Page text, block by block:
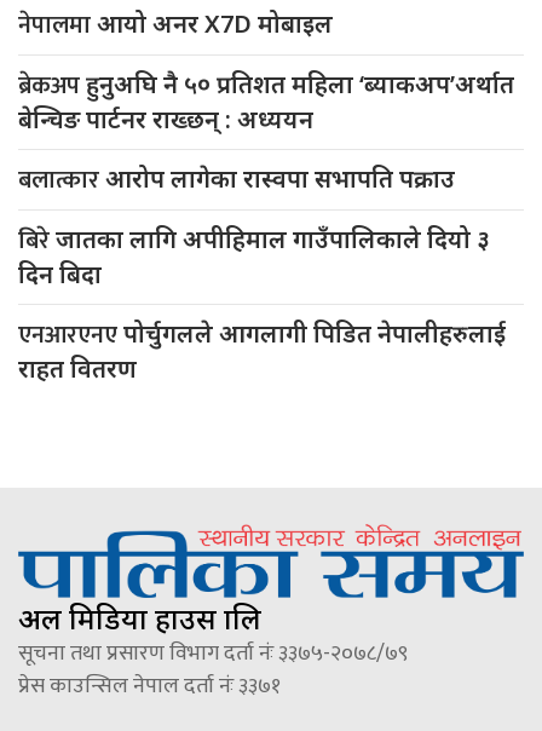
नेपालमाआयो अनर X7D मोबाइल
ब्रेकअपहुनुअघि नै ५० प्रतिशत महिला ‘ब्याकअप’अर्थात
बेन्चिङ पार्टनर राख्छन् : अध्ययन
बलात्कारआरोप लागेका रास्वपा सभापति पक्राउ
बिरेजातका लागि अपीहिमाल गाउँपालिकाले दियो ३
दिन बिदा
एनआरएनएपोर्चुगलले आगलागी पिडित नेपालीहरुलाई
राहत वितरण
अल मिडिया हाउस प्रालि
सूचना तथा प्रसारण विभाग दर्ता नंः ३३७५-२०७८/७९
प्रेस काउन्सिल नेपाल दर्ता नंः ३३७१